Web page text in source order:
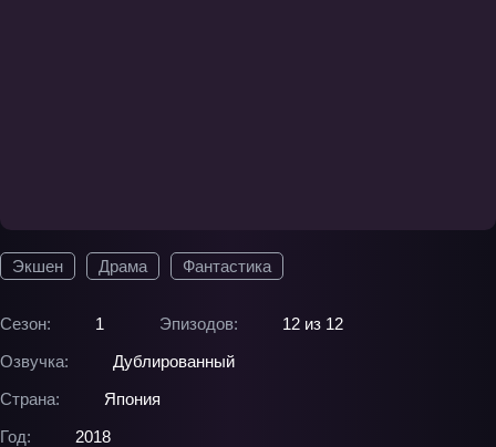
Экшен Драма Фантастика
Сезон: 1 Эпизодов:
12 из 12
Озвучка:
Дублированный
Страна:
Япония
Год:
2018